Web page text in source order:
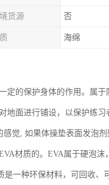
货源 否
海绵
定的保护身体的作用。属
面进行铺设，以保护练习
觉, 如果体操垫表面发泡
材质的。EVA属于硬泡沫
一种环保材料，可回收、